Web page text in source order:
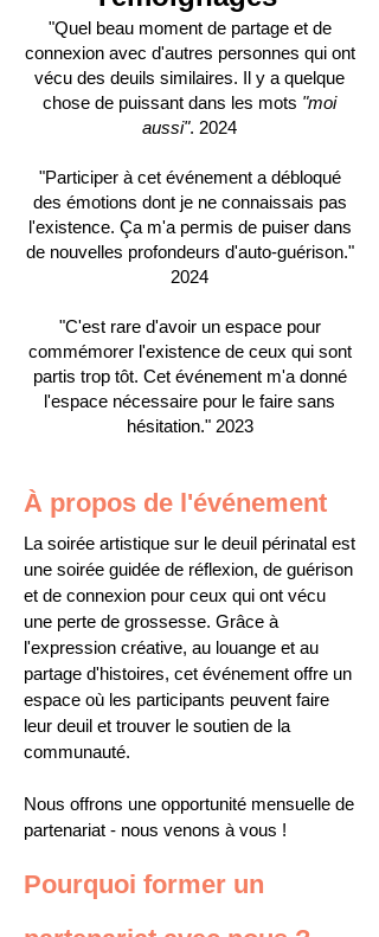
"Quel beau moment de partage et de
connexion avec d'autres personnes qui ont
vécu des deuils similaires. Il y a quelque
chose de puissant dans les mots "moi
aussi". 2024
"Participer à cet événement a débloqué
des émotions dont je ne connaissais pas
l'existence. Ça m'a permis de puiser dans
de nouvelles profondeurs d'auto-guérison."
2024
"C'est rare d'avoir un espace pour
commémorer l'existence de ceux qui sont
partis trop tôt. Cet événement m'a donné
l'espace nécessaire pour le faire sans
hésitation." 2023
À propos de l'événement
La soirée artistique sur le deuil périnatal est
une soirée guidée de réflexion, de guérison
et de connexion pour ceux qui ont vécu
une perte de grossesse. Grâce à
l'expression créative, au louange et au
partage d'histoires, cet événement offre un
espace où les participants peuvent faire
leur deuil et trouver le soutien de la
communauté.
Nous offrons une opportunité mensuelle de
partenariat - nous venons à vous !
Pourquoi former un